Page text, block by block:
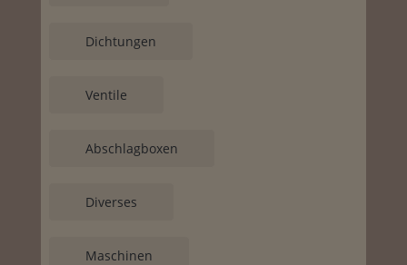
Dichtungen
Ventile
Abschlagboxen
Diverses
Maschinen